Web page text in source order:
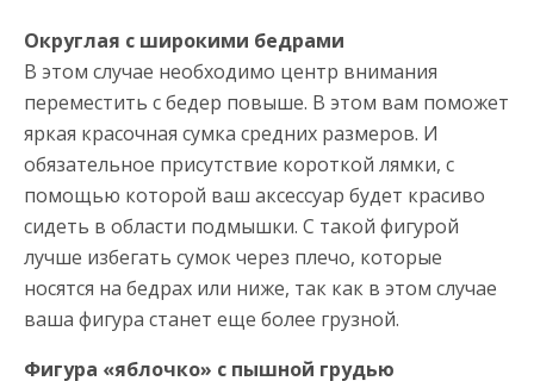
Округлая с широкими бедрами
В этом случае необходимо центр внимания
переместить с бедер повыше. В этом вам поможет
яркая красочная сумка средних размеров. И
обязательное присутствие короткой лямки, с
помощью которой ваш аксессуар будет красиво
сидеть в области подмышки. С такой фигурой
лучше избегать сумок через плечо, которые
носятся на бедрах или ниже, так как в этом случае
ваша фигура станет еще более грузной.
Фигура «яблочко» с пышной грудью